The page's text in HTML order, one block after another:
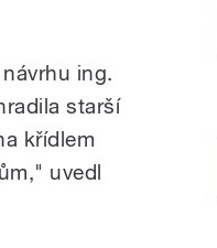
ing.
starší
křídlem
uvedl